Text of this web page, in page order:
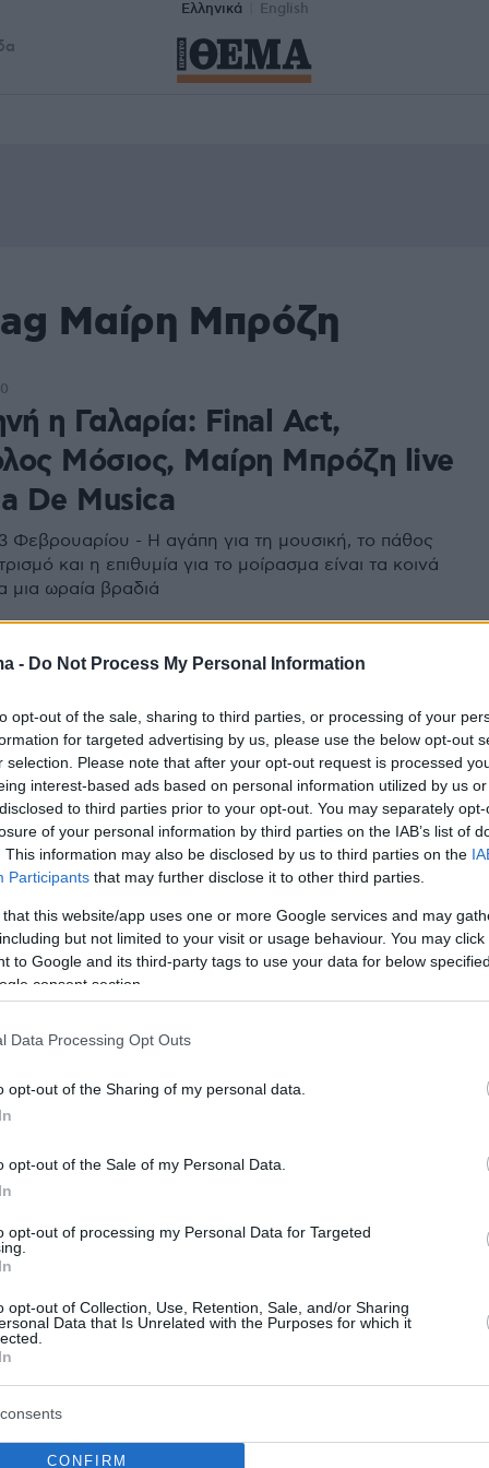
- Do Not Process My Personal Information
opt-out of the sale, sharing to third parties, or processing of your
for targeted advertising by us, please use the below opt-out
selection. Please note that after your opt-out request is processed
interest-based ads based on personal information utilized by us
to third parties prior to your opt-out. You may separately
of your personal information by third parties on the IAB’s list of
This information may also be disclosed by us to third parties on the
Participants that may further disclose it to other third parties.
that this website/app uses one or more Google services and may
but not limited to your visit or usage behaviour. You may
to Google and its third-party tags to use your data for below
consent section.
Data Processing Opt Outs
opt-out of the Sharing of my personal data.
opt-out of the Sale of my Personal Data.
opt-out of processing my Personal Data for Targeted
opt-out of Collection, Use, Retention, Sale, and/or Sharing
Data that Is Unrelated with the Purposes for which it
CONFIRM
Ελληνικά English
Μαίρη Μπρόζη
η Γαλαρία: Final Act,
Μόσιος, Μαίρη Μπρόζη live
De Musica
Φεβρουαρίου - Η αγάπη για τη μουσική, το πάθος
και η επιθυμία για το μοίρασμα είναι τα κοινά
μια ωραία βραδιά
και ο Απόστολος Μάγγανος θα παρουσιάσουν
21 Απριλίου την παράσταση «Τα τραγούδια μια
– Για πάντα: Ένα
για την αγάπη και τη
κλιπ – Η δημιουργός του τραγουδιού αφηγείται
που καθόταν για καιρό χειρόγραφο στο συρτάρι
μπήκε στις πρόβες
Παπακωνσταντίνου
Δείτε βίντεο και φωτογραφίες από τις πρόβες – Ο
μία μέρα πριν από την πρεμιέρα του μιλάει για
που ετοιμάζει στην Άνοδο από τις 2
3